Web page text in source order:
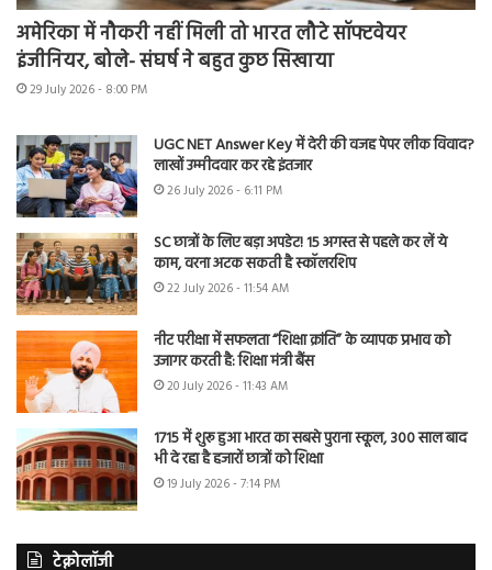
अमेरिका में नौकरी नहीं मिली तो भारत लौटे सॉफ्टवेयर
इंजीनियर, बोले- संघर्ष ने बहुत कुछ सिखाया
29 July 2026 - 8:00 PM
UGC NET Answer Key में देरी की वजह पेपर लीक विवाद?
लाखों उम्मीदवार कर रहे इंतजार
26 July 2026 - 6:11 PM
SC छात्रों के लिए बड़ा अपडेट! 15 अगस्त से पहले कर लें ये
काम, वरना अटक सकती है स्कॉलरशिप
22 July 2026 - 11:54 AM
नीट परीक्षा में सफलता “शिक्षा क्रांति” के व्यापक प्रभाव को
उजागर करती है: शिक्षा मंत्री बैंस
20 July 2026 - 11:43 AM
1715 में शुरू हुआ भारत का सबसे पुराना स्कूल, 300 साल बाद
भी दे रहा है हजारों छात्रों को शिक्षा
19 July 2026 - 7:14 PM
टेक्नोलॉजी